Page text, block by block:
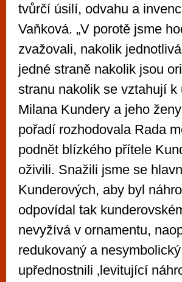
tvůrčí úsilí, odvahu a
Vaňková. „V porotě jsme
zvažovali, nakolik
jedné straně nakolik jsou
stranu nakolik se vztahují
Milana Kundery a jeho
pořadí rozhodovala Rada
podnět blízkého přítele
oživili. Snažili jsme se
Kunderových, aby byl
odpovídal tak
nevyžívá v ornamentu,
redukovaný a
upřednostnili ‚levitující